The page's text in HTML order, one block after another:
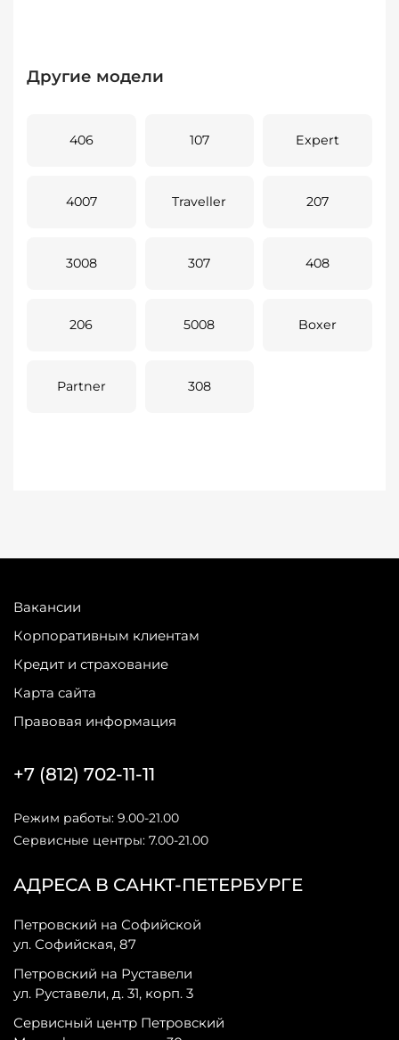
Другие модели
406 107 Expert
4007 Traveller 207
3008 307 408
206 5008 Boxer
Partner 308
Вакансии
Корпоративным клиентам
Кредит и страхование
Карта сайта
Правовая информация
АДРЕСА В САНКТ-ПЕТЕРБУРГЕ
Петровский на Софийской
ул. Софийская, 87
Петровский на Руставели
ул. Руставели, д. 31, корп. 3
Сервисный центр Петровский
+7 (812) 702-11-11
Режим работы: 9.00-21.00
Сервисные центры: 7.00-21.00